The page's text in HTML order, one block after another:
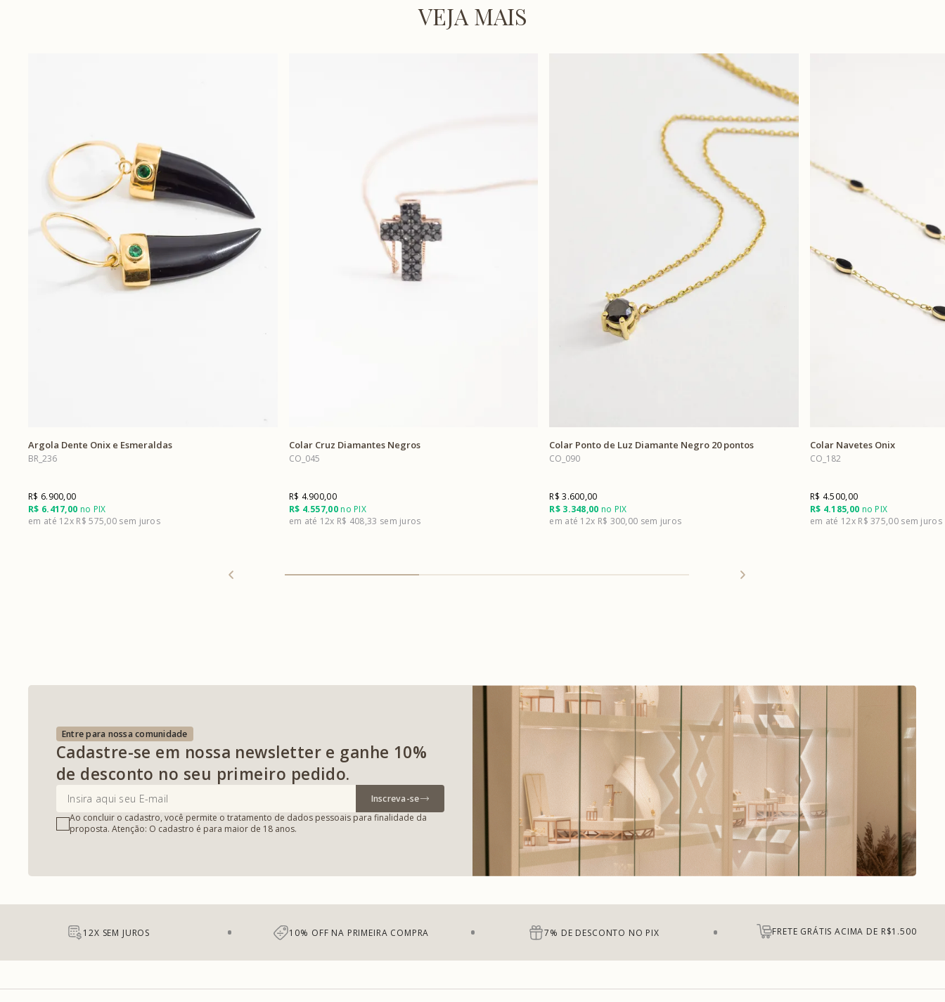
VEJA MAIS
Argola Dente Onix e Esmeraldas
BR_236
R$ 6.417,00 no PIX
R$ 6.900,00
12x R$ 575,00
Colar Cruz Diamantes Negros
CO_045
R$ 4.557,00no PIX
R$ 4.900,00
12x R$ 408,33
Colar Ponto de Luz Diamante Negro 20 pontos
CO_090
R$ 3.348,00 no PIX
R$ 3.600,00
12x R$ 300,00
Colar Navetes Onix
CO_182
R$ 4.185,00 no PIX
R$ 4.500,00
12x R$ 375,00
Entre para nossa comunidade
Cadastre-se em nossa newsletter e ganhe 10%
de desconto no seu primeiro pedido.
Inscreva-se
Ao concluir o cadastro, você permite o tratamento de dados pessoais para finalidade da
proposta. Atenção: O cadastro é para maior de 18 anos.
12X SEM JUROS 10% OFF NA PRIMEIRA COMPRA 7% DE DESCONTO NO PIX FRETE GRÁTIS ACIMA DE R$1.500